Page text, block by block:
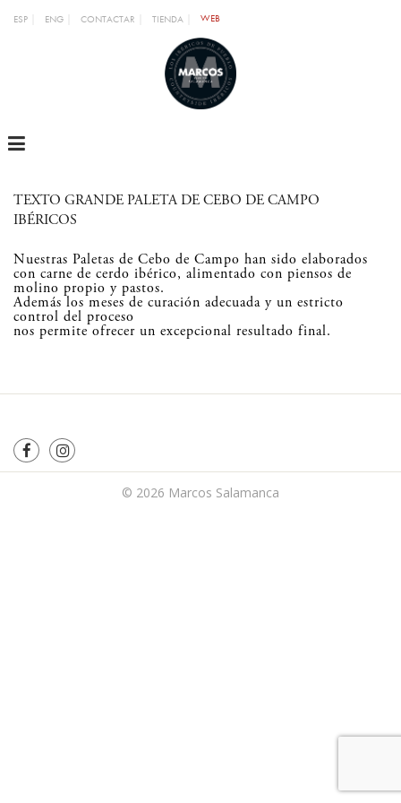
ESP ENG CONTACTAR TIENDA WEB
MENU
TEXTO GRANDE PALETA DE CEBO DE CAMPO
IBÉRICOS
Nuestras Paletas de Cebo de Campo han sido elaborados
con carne de cerdo ibérico, alimentado con piensos de
molino propio y pastos.
Además los meses de curación adecuada y un estricto
control del proceso
nos permite ofrecer un excepcional resultado final.
© 2026 Marcos Salamanca